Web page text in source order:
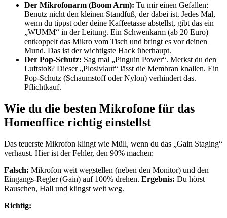
Der Mikrofonarm (Boom Arm): Tu mir einen Gefallen:
Benutz nicht den kleinen Standfuß, der dabei ist. Jedes Mal,
wenn du tippst oder deine Kaffeetasse abstellst, gibt das ein
„WUMM“ in der Leitung. Ein Schwenkarm (ab 20 Euro)
entkoppelt das Mikro vom Tisch und bringt es vor deinen
Mund. Das ist der wichtigste Hack überhaupt.
Der Pop-Schutz: Sag mal „Pinguin Power“. Merkst du den
Luftstoß? Dieser „Plosivlaut“ lässt die Membran knallen. Ein
Pop-Schutz (Schaumstoff oder Nylon) verhindert das.
Pflichtkauf.
Wie du die besten Mikrofone für das
Homeoffice richtig einstellst
Das teuerste Mikrofon klingt wie Müll, wenn du das „Gain Staging“
verhaust. Hier ist der Fehler, den 90% machen:
Falsch: Mikrofon weit wegstellen (neben den Monitor) und den
Eingangs-Regler (Gain) auf 100% drehen. Ergebnis: Du hörst
Rauschen, Hall und klingst weit weg.
Richtig: